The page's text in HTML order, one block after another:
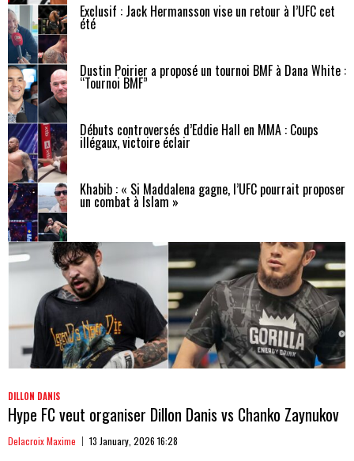
Exclusif : Jack Hermansson vise un retour à l’UFC cet
été
Dustin Poirier a proposé un tournoi BMF à Dana White :
“Tournoi BMF”
Débuts controversés d’Eddie Hall en MMA : Coups
illégaux, victoire éclair
Khabib : « Si Maddalena gagne, l’UFC pourrait proposer
un combat à Islam »
DILLON DANIS
Hype FC veut organiser Dillon Danis vs Chanko Zaynukov
Delacroix Maxime 13 January, 2026 16:28